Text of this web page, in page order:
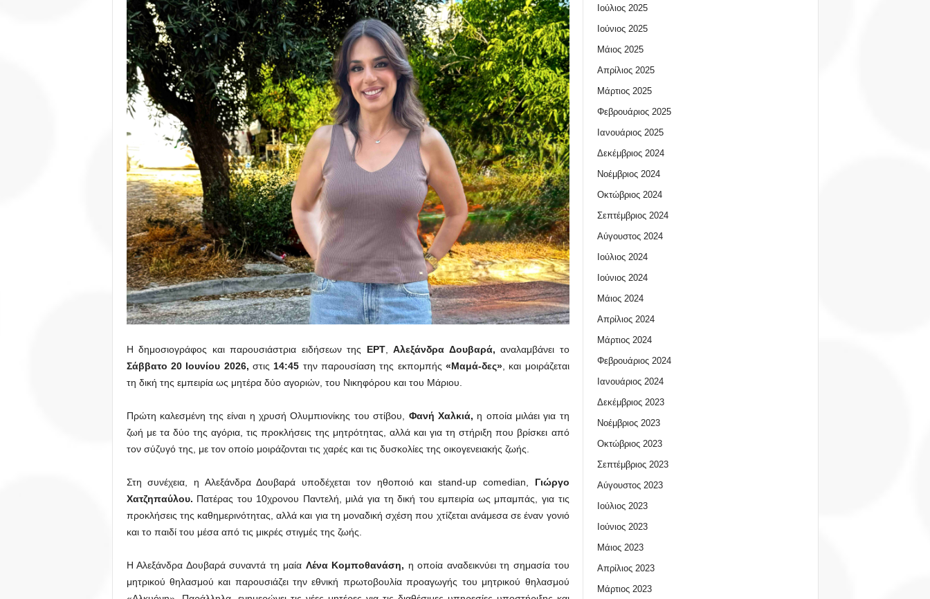
Η δημοσιογράφος και παρουσιάστρια ειδήσεων της ΕΡΤ, Αλεξάνδρα Δουβαρά, αναλαμβάνει το
Σάββατο 20 Ιουνίου 2026, στις 14:45 την παρουσίαση της εκπομπής «Μαμά-δες», και μοιράζεται
τη δική της εμπειρία ως μητέρα δύο αγοριών, του Νικηφόρου και του Μάριου.
Πρώτη καλεσμένη της είναι η χρυσή Ολυμπιονίκης του στίβου, Φανή Χαλκιά, η οποία μιλάει για τη
ζωή με τα δύο της αγόρια, τις προκλήσεις της μητρότητας, αλλά και για τη στήριξη που βρίσκει από
τον σύζυγό της, με τον οποίο μοιράζονται τις χαρές και τις δυσκολίες της οικογενειακής ζωής.
Στη συνέχεια, η Αλεξάνδρα Δουβαρά υποδέχεται τον ηθοποιό και stand-up comedian, Γιώργο
Χατζηπαύλου. Πατέρας του 10χρονου Παντελή, μιλά για τη δική του εμπειρία ως μπαμπάς, για τις
προκλήσεις της καθημερινότητας, αλλά και για τη μοναδική σχέση που χτίζεται ανάμεσα σε έναν γονιό
και το παιδί του μέσα από τις μικρές στιγμές της ζωής.
Η Αλεξάνδρα Δουβαρά συναντά τη μαία Λένα Κομποθανάση, η οποία αναδεικνύει τη σημασία του
μητρικού θηλασμού και παρουσιάζει την εθνική πρωτοβουλία προαγωγής του μητρικού θηλασμού
Ιούλιος 2025
Ιούνιος 2025
Μάιος 2025
Απρίλιος 2025
Μάρτιος 2025
Φεβρουάριος 2025
Ιανουάριος 2025
Δεκέμβριος 2024
Νοέμβριος 2024
Οκτώβριος 2024
Σεπτέμβριος 2024
Αύγουστος 2024
Ιούλιος 2024
Ιούνιος 2024
Μάιος 2024
Απρίλιος 2024
Μάρτιος 2024
Φεβρουάριος 2024
Ιανουάριος 2024
Δεκέμβριος 2023
Νοέμβριος 2023
Οκτώβριος 2023
Σεπτέμβριος 2023
Αύγουστος 2023
Ιούλιος 2023
Ιούνιος 2023
Μάιος 2023
Απρίλιος 2023
Μάρτιος 2023